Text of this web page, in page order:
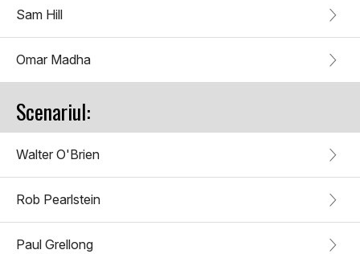
Sam Hill
Omar Madha
Scenariul:
Walter O'Brien
Rob Pearlstein
Paul Grellong